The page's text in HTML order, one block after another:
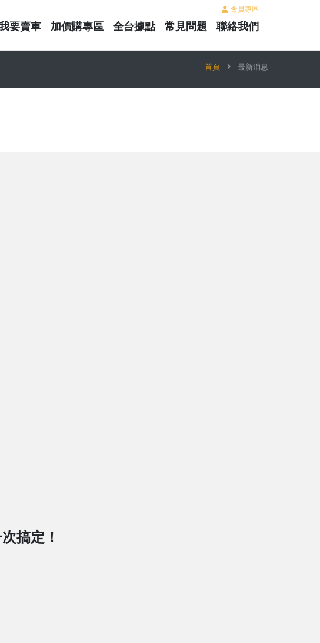
會員專區
要賣車 加價購專區 全台據點 常見問題 聯絡我們
首頁 最新消息
搞定！